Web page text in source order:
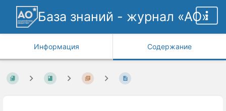
База знаний - журнал «АО»
Информация Содержание